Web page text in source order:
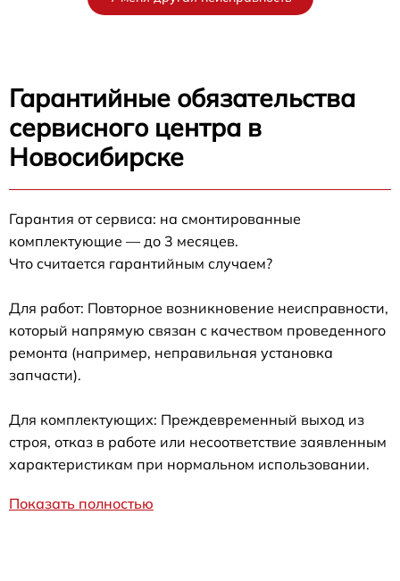
Гарантийные обязательства
сервисного центра в
Новосибирске
Гарантия от сервиса: на смонтированные
комплектующие — до 3 месяцев.
Что считается гарантийным случаем?
Для работ: Повторное возникновение неисправности,
который напрямую связан с качеством проведенного
ремонта (например, неправильная установка
запчасти).
Для комплектующих: Преждевременный выход из
строя, отказ в работе или несоответствие заявленным
характеристикам при нормальном использовании.
Показать полностью